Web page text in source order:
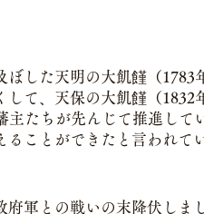
した天明の大飢饉（1783
て、天保の大飢饉（1832
主たちが先んじて推進して
ことができたと言われて
軍との戦いの末降伏しま